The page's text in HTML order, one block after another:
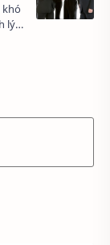
khó
lý,